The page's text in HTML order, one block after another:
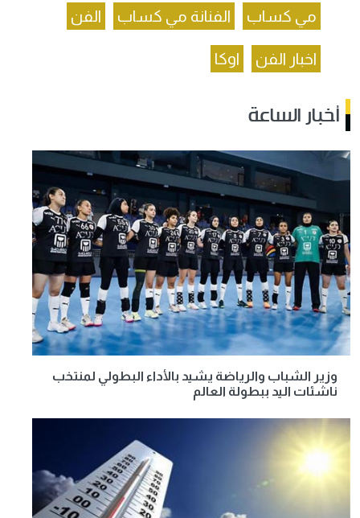
مي كساب الفنانة مي كساب الفن
اخبار الفن اوكا
أخبار الساعة
وزير الشباب والرياضة يشيد بالأداء البطولي لمنتخب
ناشئات اليد ببطولة العالم